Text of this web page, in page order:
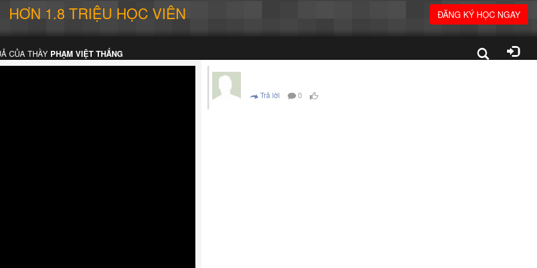
HƠN 1.8 TRIỆU HỌC VIÊN ĐĂNG KÝ HỌC NGAY
CỦA THẦY PHẠM VIỆT THẮNG
Trả lời 0